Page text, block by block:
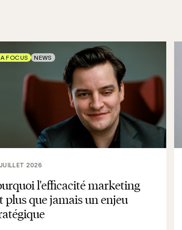
l'efficacité marketing
plus que jamais un enjeu
2026
FOCUS NEWS